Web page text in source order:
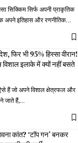
सिक्किम सिर्फ अपनी प्राकृतिक
अपने इतिहास और रणनीतिक…
फिर भी 95% हिस्सा वीरान!
इलाके में क्यों नहीं बसते
हैं जो अपने विशाल क्षेत्रफल और
जाते हैं,…
कांत? ‘टॉप गन’ बनकर